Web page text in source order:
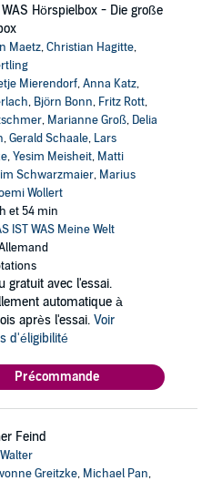
Hörspielbox - Die große
Maetz,Christian Hagitte,
Mierendorf,Anna Katz,
, Björn Bonn, Fritz Rott,
, Marianne Groß, Delia
,Gerald Schaale, Lars
,Yesim Meisheit, Matti
Schwarzmaier, Marius
Wollert
et 54 min
IST WAS Meine Welt
gratuit avec l'essai.
automatique à
après l'essai. Voir
d'éligibilité
Précommande
Feind
Greitzke, Michael Pan,